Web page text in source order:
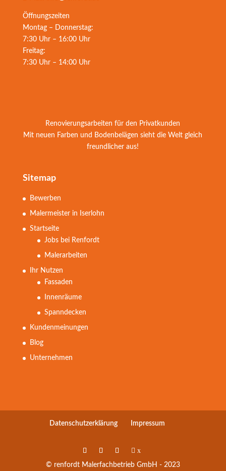
Öffnungszeiten
Montag – Donnerstag:
7:30 Uhr – 16:00 Uhr
Freitag:
7:30 Uhr – 14:00 Uhr
Renovierungsarbeiten für den Privatkunden
Mit neuen Farben und Bodenbelägen sieht die Welt gleich
freundlicher aus!
Sitemap
Bewerben
Malermeister in Iserlohn
Startseite
Jobs bei Renfordt
Malerarbeiten
Ihr Nutzen
Fassaden
Innenräume
Spanndecken
Kundenmeinungen
Blog
Unternehmen
Datenschutzerklärung Impressum
x
© renfordt Malerfachbetrieb GmbH - 2023